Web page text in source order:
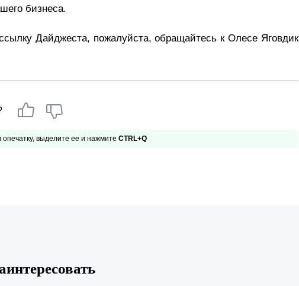
бизнеса.
Дайджеста, пожалуйста, обращайтесь к Олесе Яговдик
выделите ее и нажмите CTRL+Q